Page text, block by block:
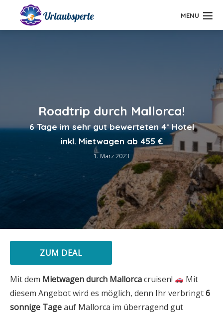
MENU
Roadtrip durch Mallorca!
6 Tage im sehr gut bewerteten 4* Hotel
inkl. Mietwagen ab 455 €
1. März 2023
ZUM DEAL
Mit dem Mietwagen durch Mallorcacruisen!
Mit
diesem Angebot wird es möglich, denn Ihr verbringt6
sonnige Tageauf Mallorca im überragend gut